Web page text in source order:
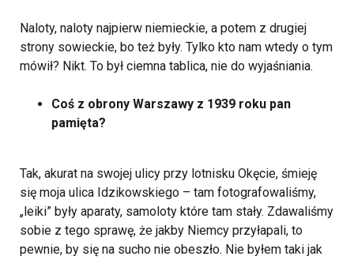
Naloty, naloty najpierw niemieckie, a potem z drugiej
strony sowieckie, bo też były. Tylko kto nam wtedy o tym
mówił? Nikt. To był ciemna tablica, nie do wyjaśniania.
Coś z obrony Warszawy z 1939 roku pan
pamięta?
Tak, akurat na swojej ulicy przy lotnisku Okęcie, śmieję
się moja ulica Idzikowskiego – tam fotografowaliśmy,
„leiki” były aparaty, samoloty które tam stały. Zdawaliśmy
sobie z tego sprawę, że jakby Niemcy przyłapali, to
pewnie, by się na sucho nie obeszło. Nie byłem taki jak